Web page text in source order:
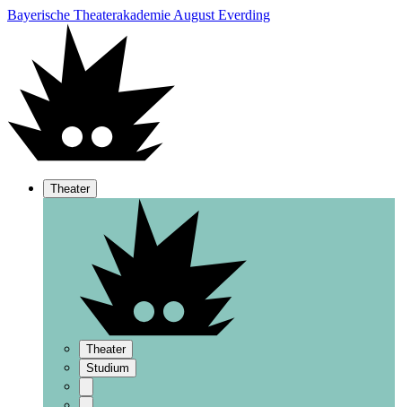
Bayerische Theaterakademie August Everding
Theater
Theater
Studium